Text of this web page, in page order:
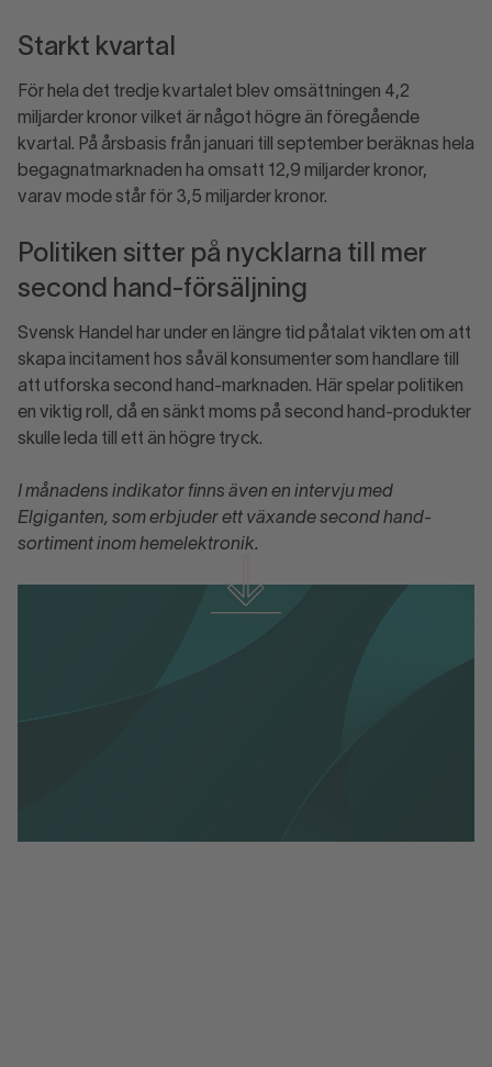
Starkt kvartal
För hela det tredje kvartalet blev omsättningen 4,2
miljarder kronor vilket är något högre än föregående
kvartal. På årsbasis från januari till september beräknas hela
begagnatmarknaden ha omsatt 12,9 miljarder kronor,
varav mode står för 3,5 miljarder kronor.
Politiken sitter på nycklarna till mer
second hand-försäljning
Svensk Handel har under en längre tid påtalat vikten om att
skapa incitament hos såväl konsumenter som handlare till
att utforska second hand-marknaden. Här spelar politiken
en viktig roll, då en sänkt moms på second hand-produkter
skulle leda till ett än högre tryck.
I månadens indikator finns även en intervju med
Elgiganten, som erbjuder ett växande second hand-
sortiment inom hemelektronik.